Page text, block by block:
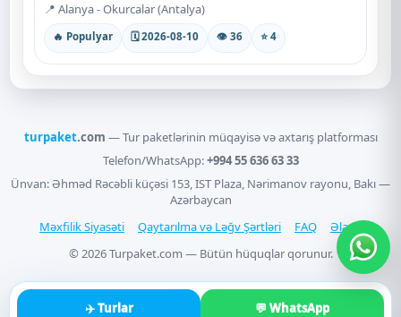
📍 Alanya - Okurcalar (Antalya)
🔥 Populyar 🗓 2026-08-10 👁 36 ⭐ 4
✈️ Turlar 💬 WhatsApp
turpaket.com — Tur paketlərinin müqayisə və axtarış platforması
Telefon/WhatsApp:+994 55 636 63 33
Ünvan: Əhməd Rəcəbli küçəsi 153, IST Plaza, Nərimanov rayonu, Bakı —
Azərbaycan
Məxfilik Siyasəti
Qaytarılma və Ləğv Şərtləri FAQ
Əlaqə
© 2026 Turpaket.com — Bütün hüquqlar qorunur.